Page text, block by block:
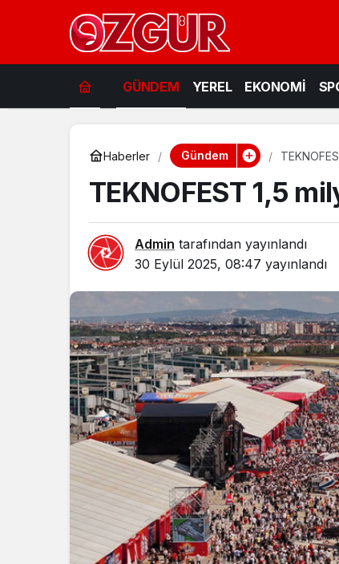
GÜNDEM YEREL EKONOMİ
Haberler Gündem
TEKNOFEST 1,5
Admin tarafından yayınlandı
30 Eylül 2025, 08:47 yayınlandı